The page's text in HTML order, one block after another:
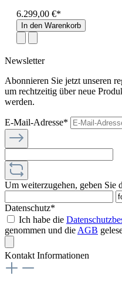
6.299,00 €*
In den Warenkorb
Newsletter
Abonnieren Sie jetzt unseren
um rechtzeitig über neue
werden.
E-Mail-Adresse*
Um weiterzugehen, geben Sie
Datenschutz*
Ich habe die
genommen und die AGB
Kontakt Informationen